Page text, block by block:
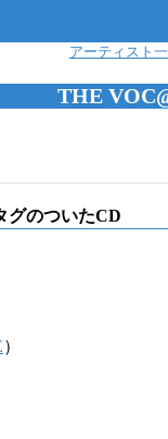
アーティスト
THE
グのついたCD
）